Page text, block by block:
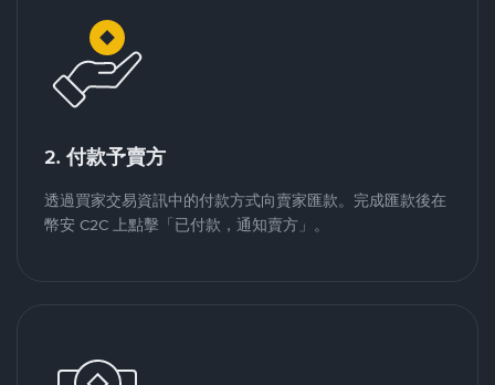
2. 付款予賣方
透過買家交易資訊中的付款方式向賣家匯款。完成匯款後在
幣安 C2C 上點擊「已付款，通知賣方」。